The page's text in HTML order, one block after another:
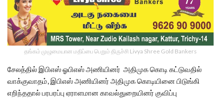
தங்கம் முழுமையான மதிப்பை பெறும் திருச்சி Livya Shree Gold Bankers
சேலத்தில் இபிஎஸ் ஓபிஎஸ் அணியினர் அதிமுக கொடி கட்டுவதில்
வாக்குவாதம், இபிஎஸ் அணியினர் அதிமுக கொடியினை பிடுங்கி
எறிந்ததால் பரபரப்பு ஏராளமான காவல்துறையினர் குவிப்பு